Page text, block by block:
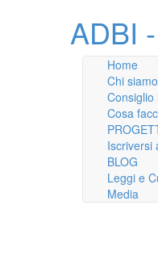
ADBI
Home
Chi siamo
Consiglio
Cosa
Iscriversi
BLOG
Leggi e
Media